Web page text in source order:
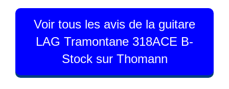
Voir tous les avis de la guitare
LAG Tramontane 318ACE B-
Stock sur Thomann